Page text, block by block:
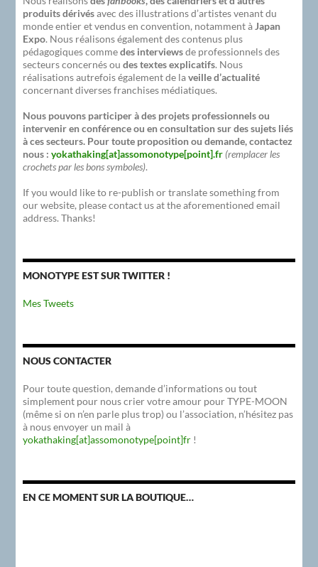
produits dérivésavec des illustrations d’artistes venant du
monde entier et vendus en convention, notamment à Japan
Expo. Nous réalisons également des contenus plus
pédagogiques commedes interviewsde professionnels des
secteurs concernés oudes textes explicatifs. Nous
réalisations autrefois également de laveille d’actualité
concernant diverses franchises médiatiques.
Nous pouvons participer à des projets professionnels ou
intervenir en conférence ou en consultation sur des sujets liés
à ces secteurs. Pour toute proposition ou demande, contactez
nous :yokathaking[at]assomonotype[point].fr (remplacer les
crochets par les bons symboles).
If you would like to re-publish or translate something from
our website, please contact us at the aforementioned email
address. Thanks!
MONOTYPE EST SUR TWITTER !
Mes Tweets
NOUS CONTACTER
Pour toute question, demande d’informations ou tout
simplement pour nous crier votre amour pour TYPE-MOON
(même si on n’en parle plus trop) ou l’association, n’hésitez pas
à nous envoyer un mail à
yokathaking[at]assomonotype[point]fr !
EN CE MOMENT SUR LA BOUTIQUE…